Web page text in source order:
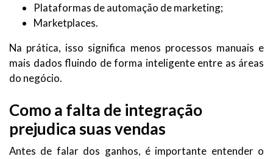
Plataformas de automação de marketing;
Marketplaces.
Na prática, isso significa menos processos manuais e
mais dados fluindo de forma inteligente entre as áreas
do negócio.
Como a falta de integração
prejudica suas vendas
Antes de falar dos ganhos, é importante entender o